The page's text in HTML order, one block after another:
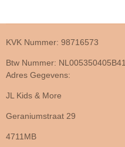
KVK Nummer: 98716573
Btw Nummer: NL005350405B41
Adres Gegevens:
JL Kids & More
Geraniumstraat 29
4711MB